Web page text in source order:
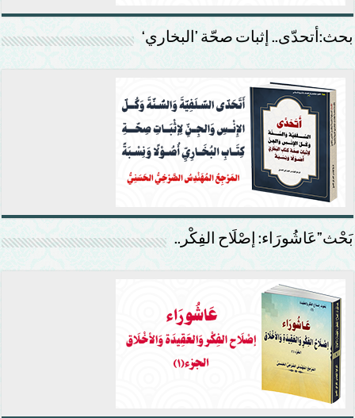
بحث:أتحدّى.. إثبات صحّة ’البخاري‘
بَحْث”عَاشُورَاء: إصْلَاح الفِكْر..